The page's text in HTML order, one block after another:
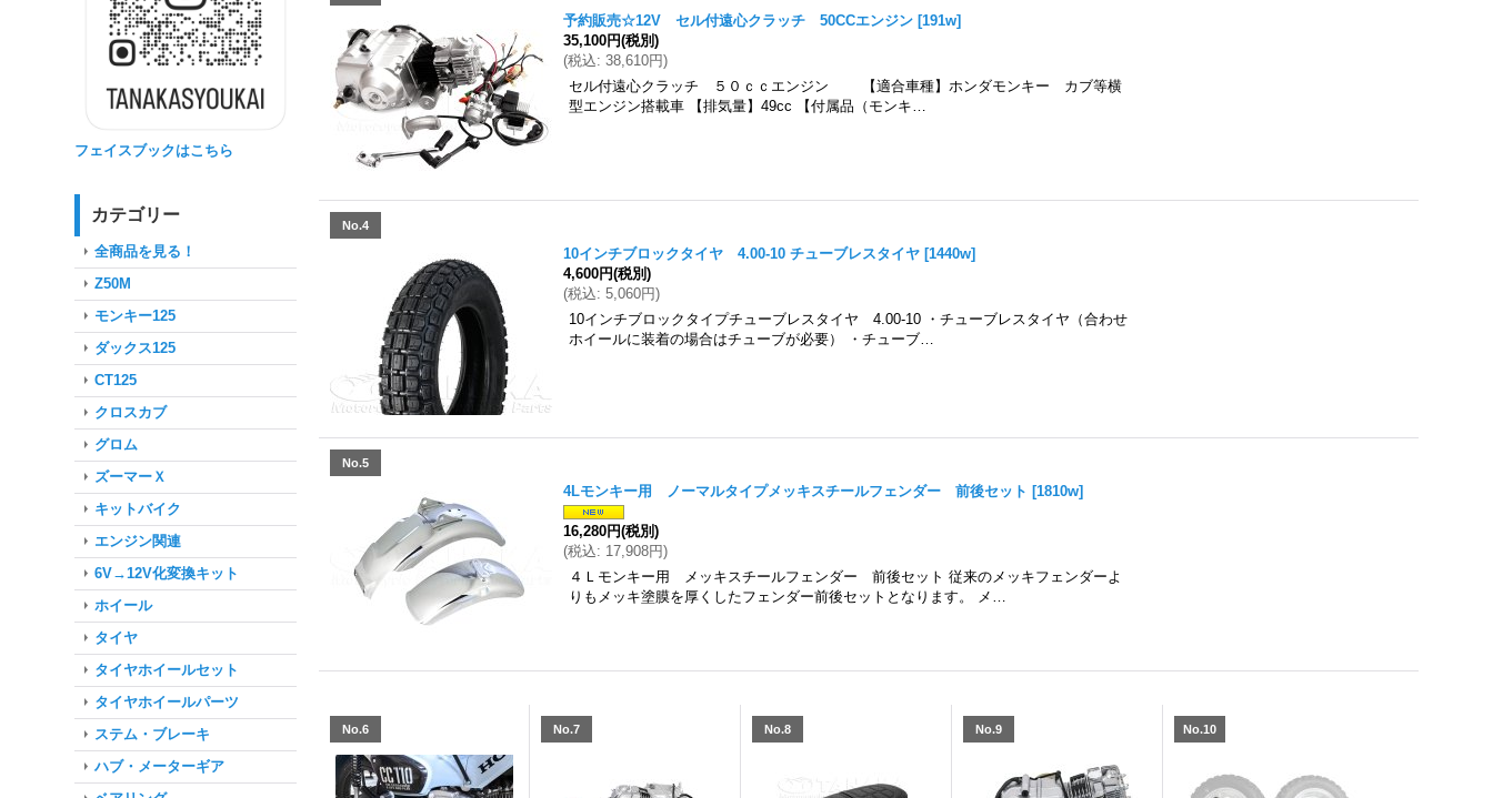
フェイスブックはこちら
カテゴリー
全商品を見る！
Z50M
モンキー125
ダックス125
CT125
クロスカブ
グロム
ズーマーＸ
キットバイク
エンジン関連
6V→12V化変換キット
ホイール
タイヤ
タイヤホイールセット
タイヤホイールパーツ
ステム・ブレーキ
ハブ・メーターギア
予約販売☆12V セル付遠心クラッチ 50CCエンジン [191w]
35,100円(税別)
(税込: 38,610円)
セル付遠心クラッチ ５０ｃｃエンジン 【適合車種】ホンダモンキー カブ等横
型エンジン搭載車 【排気量】49cc 【付属品（モンキ…
No.4
10インチブロックタイヤ 4.00-10 チューブレスタイヤ [1440w]
4,600円(税別)
(税込: 5,060円)
10インチブロックタイプチューブレスタイヤ 4.00-10 ・チューブレスタイヤ（合わせ
ホイールに装着の場合はチューブが必要） ・チューブ…
No.5
4Lモンキー用 ノーマルタイプメッキスチールフェンダー 前後セット [1810w]
16,280円(税別)
(税込: 17,908円)
４Ｌモンキー用 メッキスチールフェンダー 前後セット 従来のメッキフェンダーよ
りもメッキ塗膜を厚くしたフェンダー前後セットとなります。 メ…
No.6 No.7 No.8 No.9 No.10